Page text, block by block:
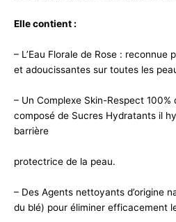
Elle contient :
– L’Eau Florale de Rose :
et adoucissantes sur toutes les
– Un Complexe Skin-Respect 100%
composé de Sucres Hydratants il
barrière
protectrice de la peau.
– Des Agents nettoyants d’origine
du blé) pour éliminer efficacement